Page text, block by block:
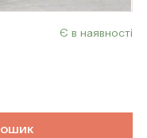
Є в наявності
ошик